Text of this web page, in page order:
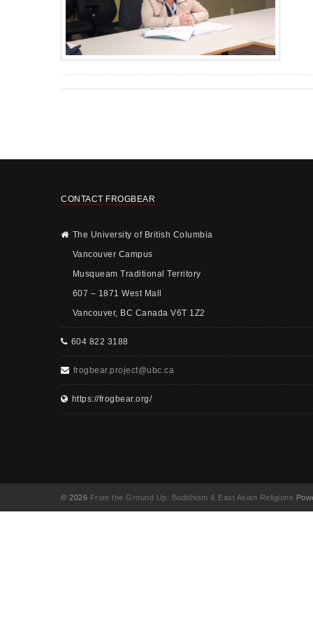
CONTACT FROGBEAR
The University of British Columbia
Vancouver Campus
Musqueam Traditional Territory
607 – 1871 West Mall
Vancouver, BC Canada V6T 1Z2
604 822 3188
frogbear.project@ubc.ca
https://frogbear.org/
© 2026 From the Ground Up: Buddhism & East Asian Religions